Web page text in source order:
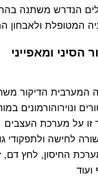
הנדרש משתנה
המטופלת ולאבחון
הסיני ומאפייני
המערבית הדיקור
ונוירוהורמונים
זו על מערכת העצבים
לחישה ולתפקודי
החיסון, לחץ דם,